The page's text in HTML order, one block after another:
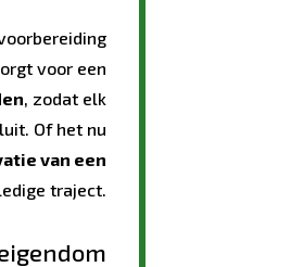
voor een
, zodat elk
Of het nu
van een
traject.